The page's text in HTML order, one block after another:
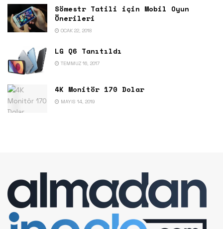
Sömestr Tatili için Mobil Oyun
Önerileri
OCAK 22, 2018
LG Q6 Tanıtıldı
TEMMUZ 16, 2017
4K Monitör 170 Dolar
MAYIS 14, 2019